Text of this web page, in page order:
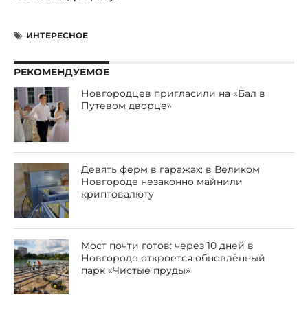
ИНТЕРЕСНОЕ
РЕКОМЕНДУЕМОЕ
Новгородцев пригласили на «Бал в
Путевом дворце»
Девять ферм в гаражах: в Великом
Новгороде незаконно майнили
криптовалюту
Мост почти готов: через 10 дней в
Новгороде откроется обновлённый
парк «Чистые пруды»